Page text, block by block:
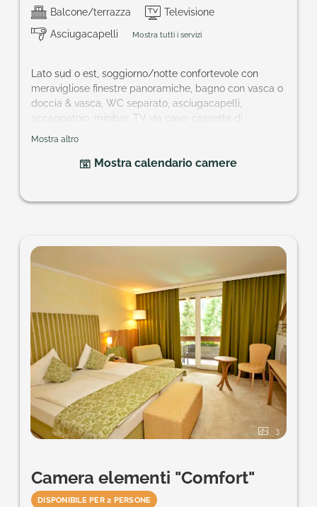
Balcone/terrazza
Televisione
Asciugacapelli
Mostra tutti i servizi
Lato sud o est, soggiorno/notte confortevole con
meravigliose finestre panoramiche, bagno con vasca o
doccia & vasca, WC separato, asciugacapelli,
accappatoio, minibar, TV via cavo, cassetta di
sicurezza, balcone francese o terrazzo.
Mostra altro
Mostra calendario camere
3
Camera elementi "Comfort"
DISPONIBILE PER 2 PERSONE